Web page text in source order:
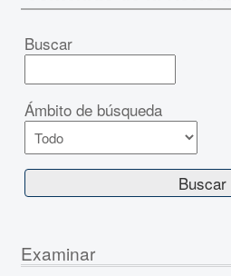
Buscar
Ámbito de búsqueda
Examinar